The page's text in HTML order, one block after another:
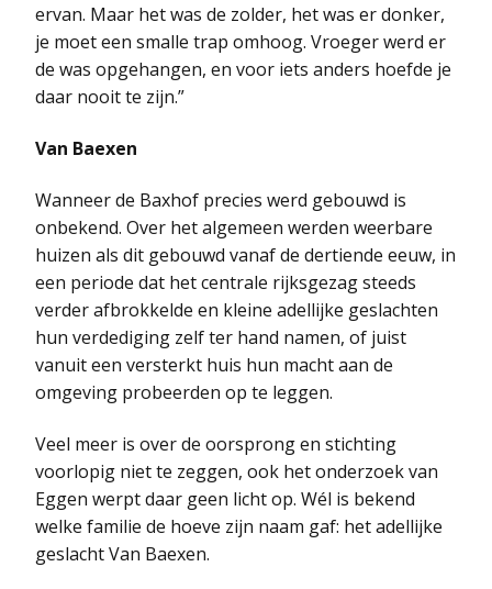
ervan. Maar het was de zolder, het was er donker,
je moet een smalle trap omhoog. Vroeger werd er
de was opgehangen, en voor iets anders hoefde je
daar nooit te zijn.”
Van Baexen
Wanneer de Baxhof precies werd gebouwd is
onbekend. Over het algemeen werden weerbare
huizen als dit gebouwd vanaf de dertiende eeuw, in
een periode dat het centrale rijksgezag steeds
verder afbrokkelde en kleine adellijke geslachten
hun verdediging zelf ter hand namen, of juist
vanuit een versterkt huis hun macht aan de
omgeving probeerden op te leggen.
Veel meer is over de oorsprong en stichting
voorlopig niet te zeggen, ook het onderzoek van
Eggen werpt daar geen licht op. Wél is bekend
welke familie de hoeve zijn naam gaf: het adellijke
geslacht Van Baexen.